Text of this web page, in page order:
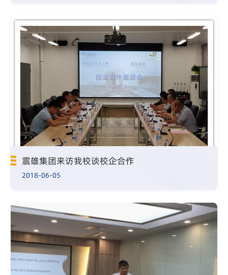
震雄集团来访我校谈校企合作
2018-06-05